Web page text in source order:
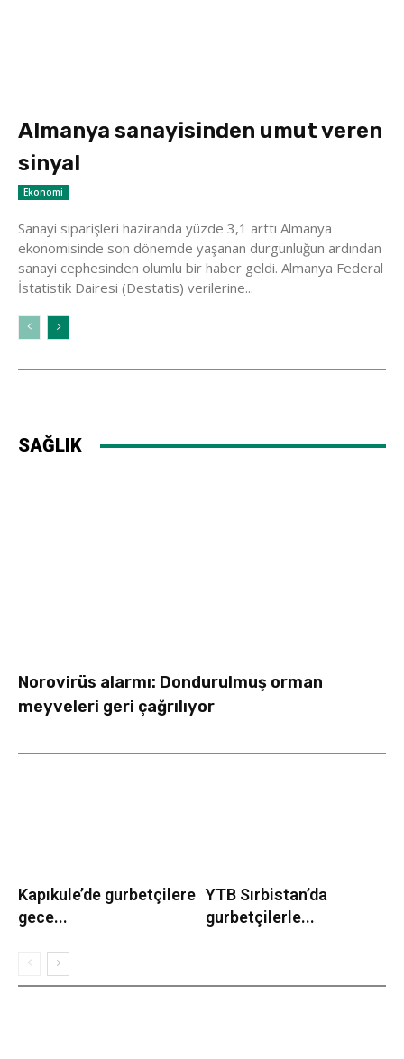
Almanya sanayisinden umut veren
sinyal
Ekonomi
Sanayi siparişleri haziranda yüzde 3,1 arttı Almanya
ekonomisinde son dönemde yaşanan durgunluğun ardından
sanayi cephesinden olumlu bir haber geldi. Almanya Federal
İstatistik Dairesi (Destatis) verilerine...
SAĞLIK
Norovirüs alarmı: Dondurulmuş orman
meyveleri geri çağrılıyor
Kapıkule’de gurbetçilere
gece...
YTB Sırbistan’da
gurbetçilerle...